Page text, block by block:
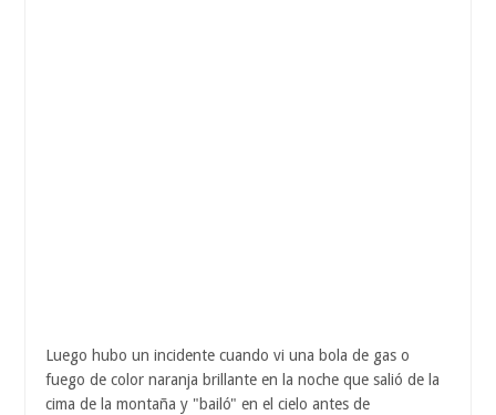
Luego hubo un incidente cuando vi una bola de gas o
fuego de color naranja brillante en la noche que salió de la
cima de la montaña y "bailó" en el cielo antes de